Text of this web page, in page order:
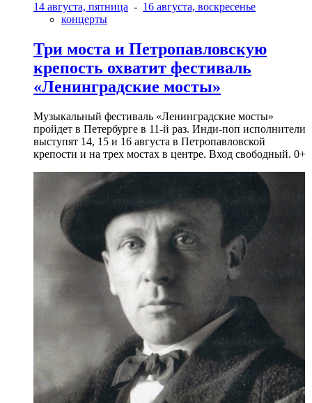
14 августа, пятница - 16 августа, воскресенье
концерты
Три моста и Петропавловскую
крепость охватит фестиваль
«Ленинградские мосты»
Музыкальный фестиваль «Ленинградские мосты»
пройдет в Петербурге в 11-й раз. Инди-поп исполнители
выступят 14, 15 и 16 августа в Петропавловской
крепости и на трех мостах в центре. Вход свободный. 0+